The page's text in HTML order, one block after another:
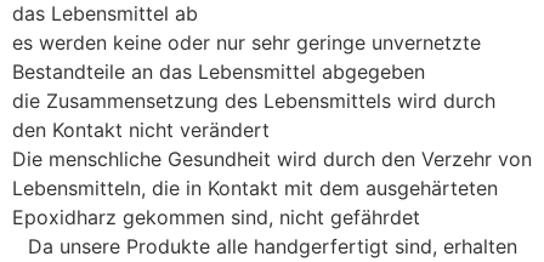
das Lebensmittel ab
es werden keine oder nur sehr geringe unvernetzte
Bestandteile an das Lebensmittel abgegeben
die Zusammensetzung des Lebensmittels wird durch
den Kontakt nicht verändert
Die menschliche Gesundheit wird durch den Verzehr von
Lebensmitteln, die in Kontakt mit dem ausgehärteten
Epoxidharz gekommen sind, nicht gefährdet
Da unsere Produkte alle handgerfertigt sind, erhalten